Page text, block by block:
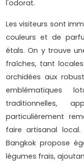
l'odorat.
Les visiteurs sont
couleurs et de
étals. On y trouve
fraîches, tant
orchidées aux
emblématiques
traditionnelles,
particulièrement
faire artisanal
Bangkok propose
légumes frais,